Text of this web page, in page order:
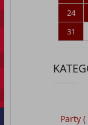
24
31
Party (